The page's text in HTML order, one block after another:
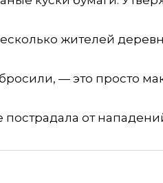
жителей
— это просто
от